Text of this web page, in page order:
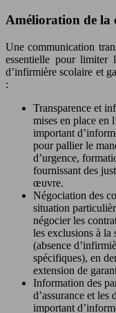
Amélioration de la
Une communication
essentielle pour limiter
d’infirmière scolaire et
:
Transparence et
mises en place en
important
pour pallier le
d’urgence,
fournissant des
œuvre.
Négociation des
situation
négocier les
les exclusions à la
(absence
spécifiques), en
extension de
Information des
d’assurance et les
important